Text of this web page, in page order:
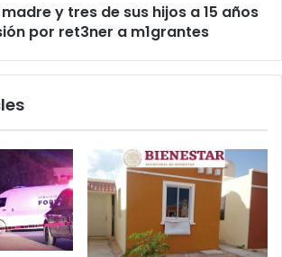
y tres de sus hijos a 15 años
por ret3ner a m1grantes